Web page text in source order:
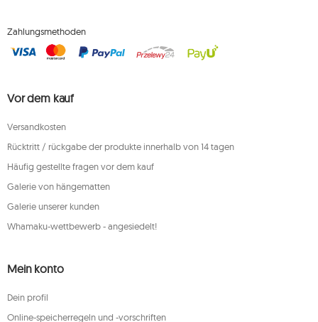
Zahlungsmethoden
Vor dem kauf
Versandkosten
Rücktritt / rückgabe der produkte innerhalb von 14 tagen
Häufig gestellte fragen vor dem kauf
Galerie von hängematten
Galerie unserer kunden
Whamaku-wettbewerb - angesiedelt!
Mein konto
Dein profil
Online-speicherregeln und -vorschriften